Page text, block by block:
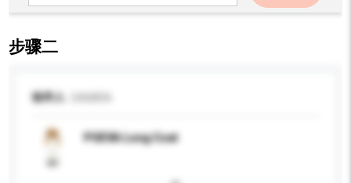
步骤二
收件人
POEVA Long Coat